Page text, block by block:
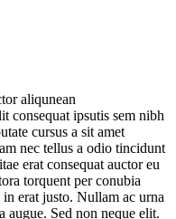
aliqunean
consequat ipsutis sem nibh
cursus a sit amet
nec tellus a odio tincidunt
erat consequat auctor eu
torquent per conubia
erat justo. Nullam ac urna
augue. Sed non neque elit.